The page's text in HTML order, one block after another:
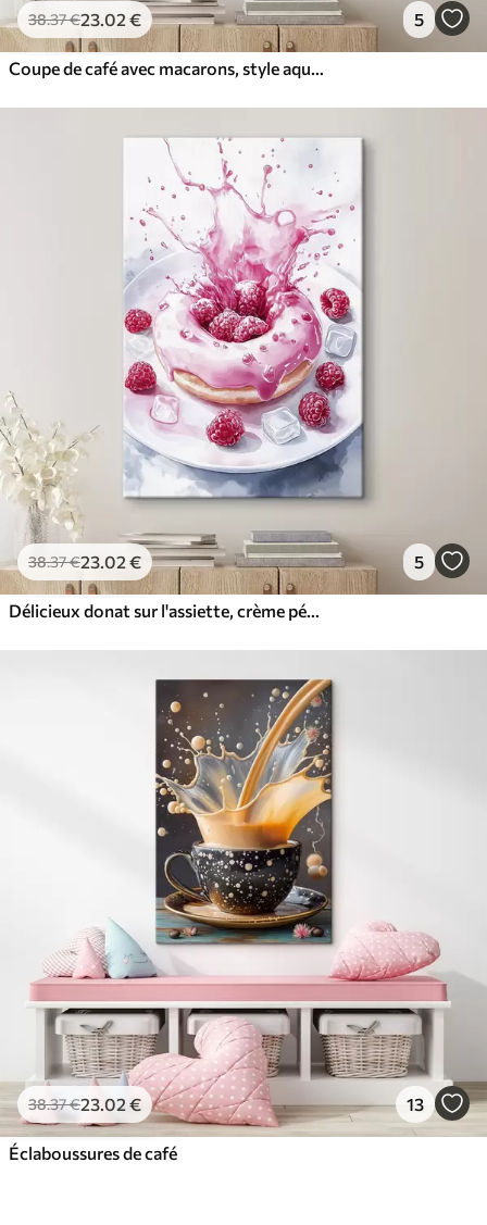
38.37€23.02 € 5
Coupe de café avec macarons, style aquarelle, couleurs douces, fleurs de jasmin
38.37€23.02 € 5
Délicieux donat sur l'assiette, crème pétillante, framboises, glace
38.37€23.02€ 13
Éclaboussures de café